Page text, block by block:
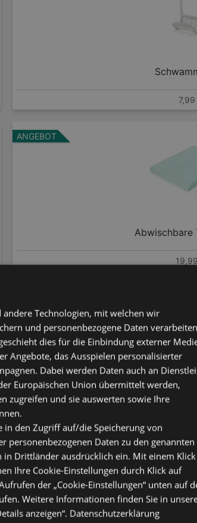
7,99
ANGEBOT
Abwischbare
Henkelloser
Technologien, mit welchen wir
und personenbezogene Daten
dies für die Einbindung externer
Angebote, das Ausspielen personalisierter
Dabei werden Daten auch an
Europäischen Union übermittelt werden,
zugreifen und sie auswerten sowie Ihre
in den Zugriff auf/die Speicherung von
personenbezogenen Daten zu den genannten
Drittländer ausdrücklich ein. Mit einem
Ihre Cookie-Einstellungen durch Klick auf
der „Cookie-Einstellungen“ unten auf
Weitere Informationen finden Sie in
anzeigen“. Datenschutzerklärung